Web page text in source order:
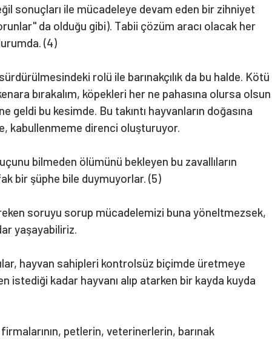
sonuçları ile mücadeleye devam eden bir zihniyet
da olduğu gibi). Tabii çözüm aracı olacak her
(4)
rolü ile barınakçılık da bu halde. Kötü
bırakalım, köpekleri her ne pahasına olursa olsun
geldi bu kesimde. Bu takıntı hayvanların doğasına
kabullenmeme direnci oluşturuyor.
bilmeden ölümünü bekleyen bu zavallıların
bir şüphe bile duymuyorlar. (5)
soruyu sorup mücadelemizi buna yöneltmezsek,
yaşayabiliriz.
hayvan sahipleri kontrolsüz biçimde üretmeye
istediği kadar hayvanı alıp atarken bir kayda kuyda
petlerin, veterinerlerin, barınak